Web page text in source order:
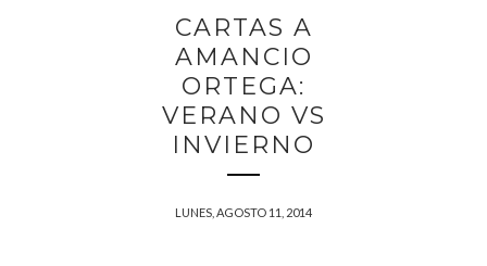
CARTAS A
AMANCIO
ORTEGA:
VERANO VS
INVIERNO
LUNES, AGOSTO 11, 2014